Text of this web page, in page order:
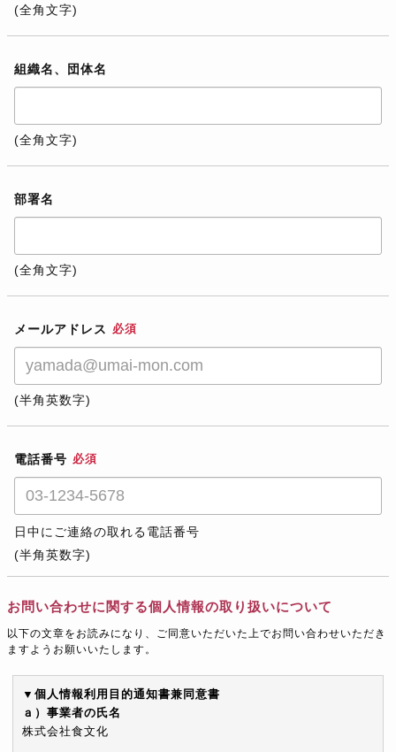
(全角文字)
組織名、団体名
(全角文字)
部署名
(全角文字)
メールアドレス 必須
(半角英数字)
電話番号 必須
日中にご連絡の取れる電話番号
(半角英数字)
お問い合わせに関する個人情報の取り扱いについて
以下の文章をお読みになり、ご同意いただいた上でお問い合わせいただき
ますようお願いいたします。
▼個人情報利用目的通知書兼同意書
ａ）事業者の氏名
株式会社食文化